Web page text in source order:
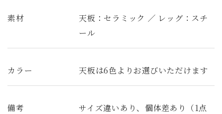
素材
天板：セラミック ／ レッグ：スチ
ール
カラー 天板は6色よりお選びいただけます
備考
サイズ違いあり、個体差あり（1点